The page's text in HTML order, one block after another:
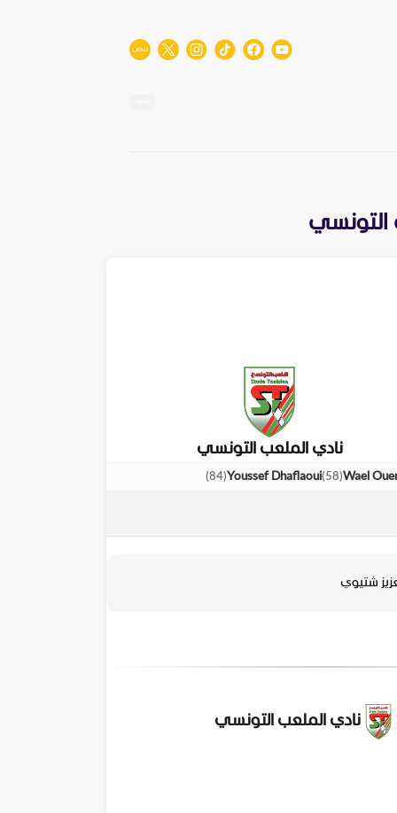
التونسي
نادي الملعب التونسي
Wael
(
58
)
Youssef Dhaflaoui
(
84
)
شتيوي
نادي الملعب التونسي